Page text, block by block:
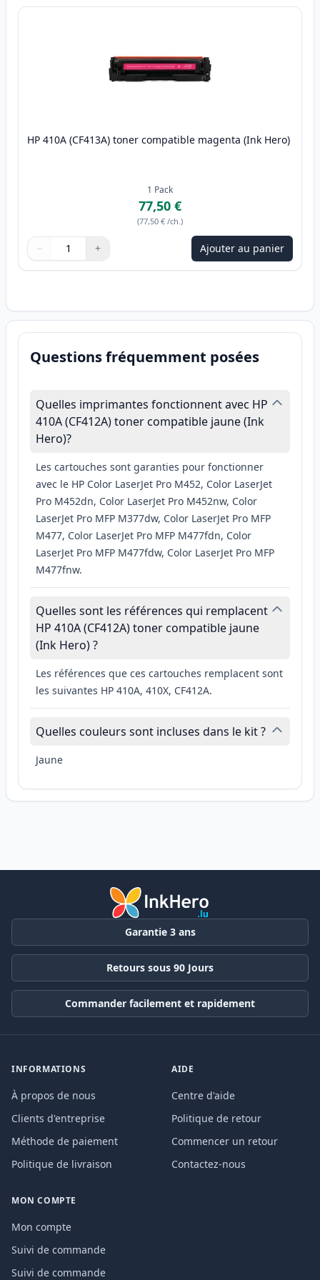
HP 410A (CF413A) toner compatible magenta (Ink Hero)
1 Pack
77,50 €
(77,50 € /ch.)
Quantité
Utilisez les boutons pour ajuster
− +
Quantité Ajouter au panier
Questions fréquemment posées
Quelles imprimantes fonctionnent avec HP
410A (CF412A) toner compatible jaune (Ink
Hero)?
Les cartouches sont garanties pour fonctionner
avec le HP Color LaserJet Pro M452, Color LaserJet
Pro M452dn, Color LaserJet Pro M452nw, Color
LaserJet Pro MFP M377dw, Color LaserJet Pro MFP
M477, Color LaserJet Pro MFP M477fdn, Color
LaserJet Pro MFP M477fdw, Color LaserJet Pro MFP
M477fnw.
Quelles sont les références qui remplacent
HP 410A (CF412A) toner compatible jaune
(Ink Hero) ?
Les références que ces cartouches remplacent sont
les suivantes HP 410A, 410X, CF412A.
Quelles couleurs sont incluses dans le kit ?
Jaune
Garantie 3 ans
Retours sous 90 Jours
Commander facilement et rapidement
INFORMATIONS
À propos de nous
Clients d'entreprise
Méthode de paiement
Politique de livraison
AIDE
Centre d'aide
Politique de retour
Commencer un retour
Contactez-nous
MON COMPTE
Mon compte
Suivi de commande
Suivi de commande